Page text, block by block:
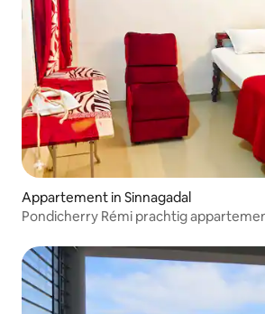
Appartement in Sinnagadal
Pondicherry Rémi prachtig